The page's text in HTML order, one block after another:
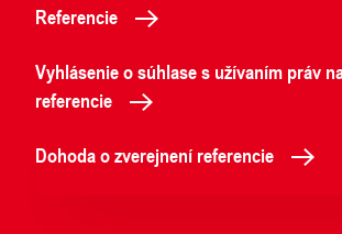
Referencie
Vyhlásenie o súhlase s užívaním práv
referencie
Dohoda o zverejnení referencie